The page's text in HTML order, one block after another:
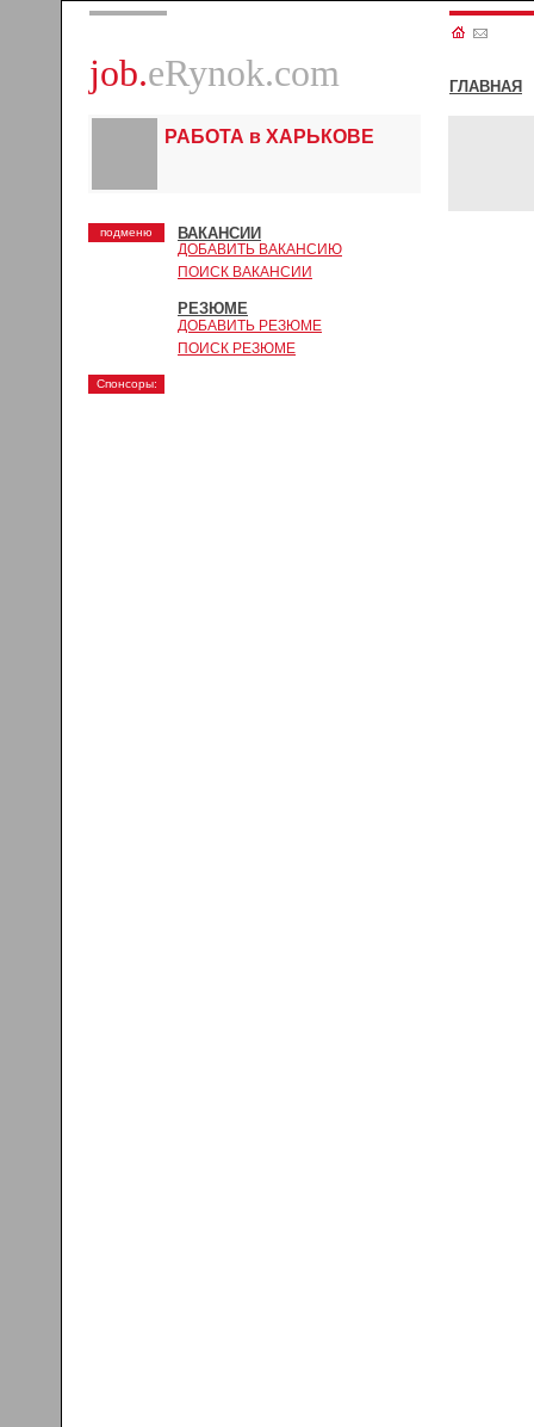
job.eRynok.com ГЛАВНАЯ
РАБОТА в ХАРЬКОВЕ
подменю ВАКАНСИИ
ДОБАВИТЬ ВАКАНСИЮ
ПОИСК ВАКАНСИИ
РЕЗЮМЕ
ДОБАВИТЬ РЕЗЮМЕ
ПОИСК РЕЗЮМЕ
Спонсоры: